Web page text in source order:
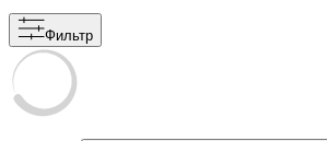
Фильтр